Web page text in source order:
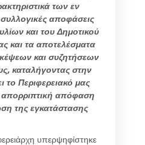
των εν
αποφάσεις
και του Δημοτικού
και τα αποτελέσματα
και συζητήσεων
καταλήγοντας στην
το Περιφερειακό μας
απορριπτική απόφαση
της εγκατάστασης
υπερψηφίστηκε